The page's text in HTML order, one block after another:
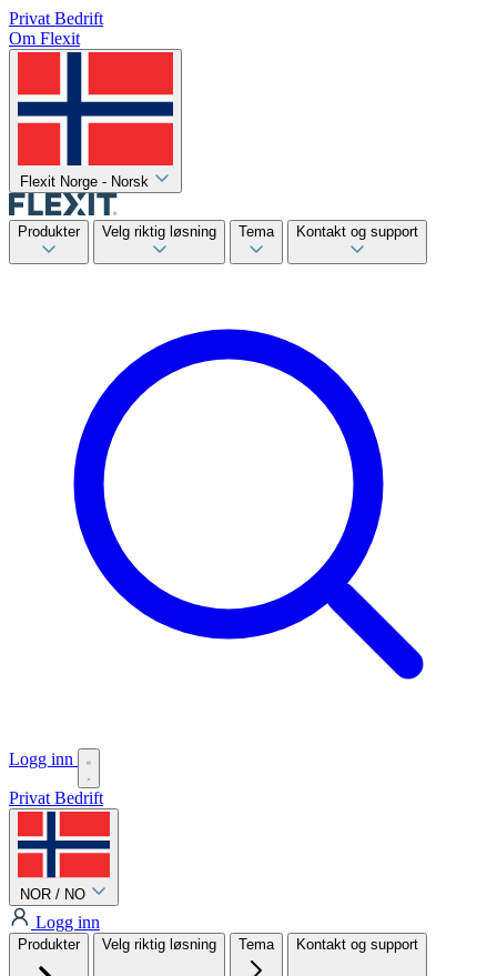
Privat Bedrift
Om Flexit
Flexit Norge - Norsk
Produkter Velg riktig løsning Tema Kontakt og support
Logg inn
Privat Bedrift
NOR / NO
Logg inn
Produkter Velg riktig løsning Tema Kontakt og support